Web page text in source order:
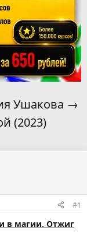
Ушакова →
(2023)
#1
в магии. Отжиг